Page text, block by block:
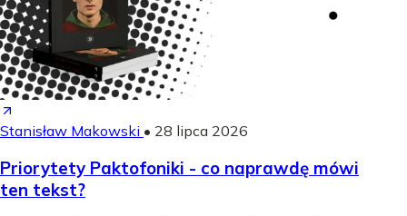
Stanisław Makowski • 28 lipca 2026
Priorytety Paktofoniki - co naprawdę mówi
ten tekst?